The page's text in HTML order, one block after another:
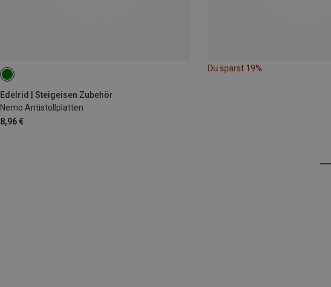
Edelrid | Steigeisen Zubehör
Nemo Antistollplatten
8,96 €
Du sparst 19%